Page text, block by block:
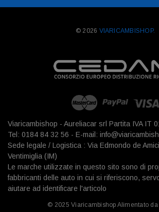
© 2026 VIARICAMBISHOP.
Viaricambishop - Aureliacar srl Partita IVA IT
Tel: 0184 84 32 56 - E-mail:
Sede legale / Logistica : Via Edmondo de
Ventimiglia (IM)
Le marche utilizzate in questo sito sono di
fabbricanti delle auto in cui si riferiscono,
aiutare ad identificare l'articolo
© 2025 Viaricambishop Alimentato da